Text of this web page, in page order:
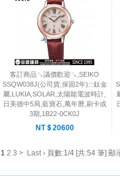
客訂商品↘議價歡迎↘,SEIKO
SSQW038J(公司貨,保固2年):::鈦金
屬,LUKIA,SOLAR,太陽能電波時計,
日美德中5局,藍寶石,萬年曆,刷卡或
3期,1B22-0CK0J
NT＄20600
1 2 3 > Last › 頁數:1/4 [共:54 筆] 顯